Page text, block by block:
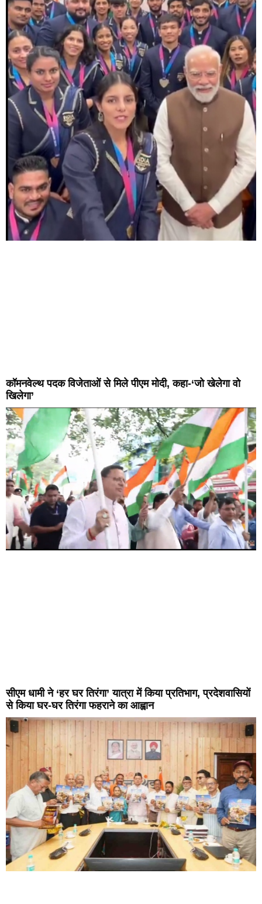
कॉमनवेल्थ पदक विजेताओं से मिले पीएम मोदी, कहा-‘जो खेलेगा वो
खिलेगा’
सीएम धामी ने ‘हर घर तिरंगा’ यात्रा में किया प्रतिभाग, प्रदेशवासियों
से किया घर-घर तिरंगा फहराने का आह्वान